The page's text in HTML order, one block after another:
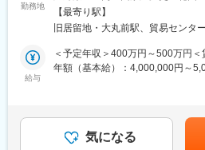
・営業活動を通じて最先端テクノ
可能です。
■働き方：
・出張：国内外へ適宜発生します
・PIMMTGへの参加、改善案アイ
・毎月開催される他部署対戦で使
株式会社ライガーホールディング
本社を置く自動車ディーラーをは
を手掛けるGLIONグループのグル
会社11社14拠点や海外向けの輸出
経営管理が主な事業となります。
■業務内容：
・海外拠点との日次、月次でのコ
勤務地
【最寄り駅】
旧居留地・大丸前駅、貿易センタ
給与
＜予定年収＞400万円～500万円
年額（基本給）：4,000,000円～
補足＞6月から翌5月を対象期間と
見直すための面談を実施します。
気になる